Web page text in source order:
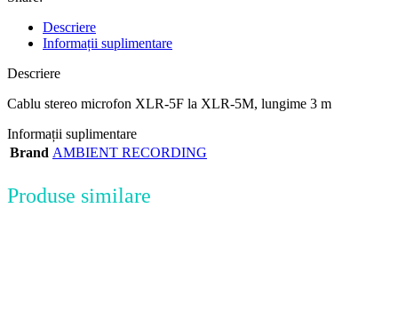
Descriere
Informații suplimentare
Descriere
Cablu stereo microfon XLR-5F la XLR-5M, lungime 3 m
Informații suplimentare
Brand AMBIENT RECORDING
Produse similare